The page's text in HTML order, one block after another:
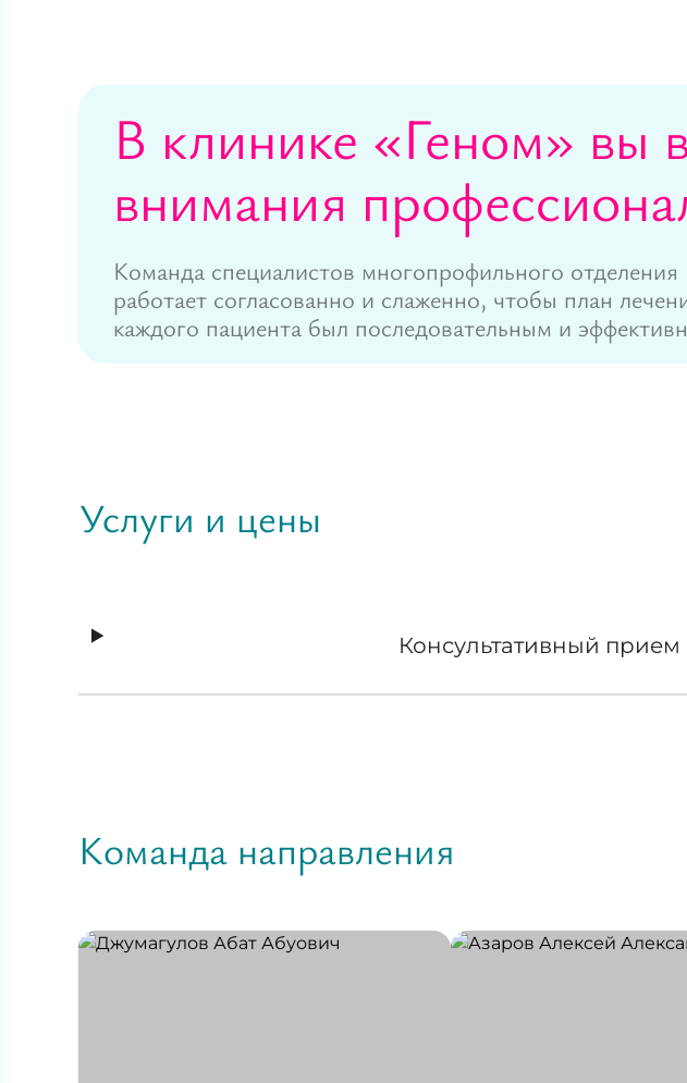
В клинике «Геном» вы
внимания
Команда специалистов многопрофильного отделения
работает согласованно и слаженно, чтобы план
каждого пациента был последовательным и
Услуги и цены
Консультативный
Команда направления